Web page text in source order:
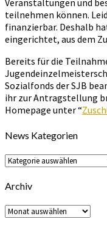
Veranstaltungen und
teilnehmen können.
finanzierbar. Deshalb
eingerichtet, aus dem
Bereits für die
Sozialfonds der SJB
ihr zur Antragstellung
Homepage unter “
News Kategorien
News
Kategorien
Archiv
Archiv